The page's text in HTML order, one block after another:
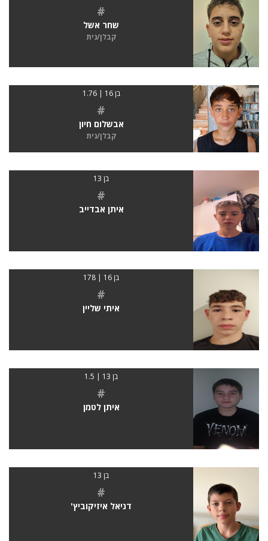
#
שחר אשל
קבלן/נית
בן 16 | 1.76
#
אבשלום חיון
קבלן/נית
בן 13
#
איתן אבדייב
בן 16 | 178
#
איתי שליין
בן 13 | 1.5
#
איתן לטמן
בן 13
#
דניאל איזיקוביץ'